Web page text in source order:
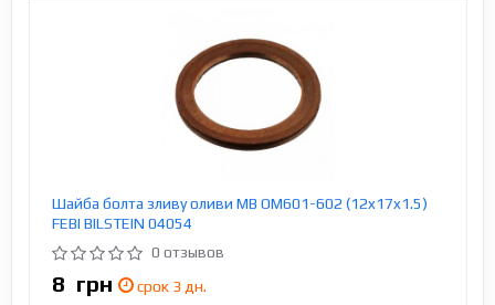
Шайба болта зливу оливи MB OM601-602 (12x17x1.5)
FEBI BILSTEIN 04054
0 отзывов
8 грн
срок 3 дн.